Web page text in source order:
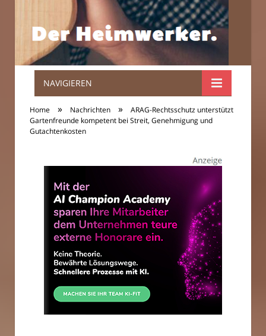
Der
Heimwerker.
NAVIGIEREN
Home » Nachrichten »
ARAG-Rechtsschutz unterstützt
Gartenfreunde kompetent bei Streit, Genehmigung und
Gutachtenkosten